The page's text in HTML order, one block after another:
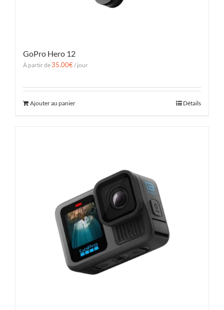
GoPro Hero 12
À partir de35.00€/ jour
Ajouter au panier Détails